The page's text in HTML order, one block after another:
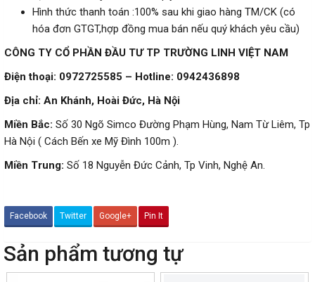
Hình thức thanh toán :100% sau khi giao hàng TM/CK (có
hóa đơn GTGT,hợp đồng mua bán nếu quý khách yêu cầu)
CÔNG TY CỔ PHẦN ĐẦU TƯ TP TRƯỜNG LINH VIỆT NAM
Điện thoại: 0972725585 – Hotline: 0942436898
Địa chỉ: An Khánh, Hoài Đức, Hà Nội
Miền Bắc: Số 30 Ngõ Simco Đường Phạm Hùng, Nam Từ Liêm, Tp
Hà Nội ( Cách Bến xe Mỹ Đình 100m ).
Miền Trung: Số 18 Nguyễn Đức Cảnh, Tp Vinh, Nghệ An.
Facebook Twitter Google+ Pin It
Sản phẩm tương tự